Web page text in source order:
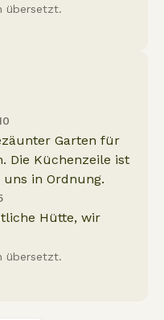
übersetzt.
Garten für
Die Küchenzeile ist
in Ordnung.
Hütte, wir
übersetzt.